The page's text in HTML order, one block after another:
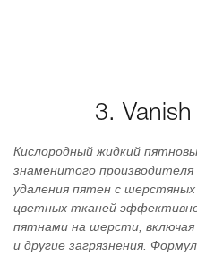
3.
Кислородный жидкий
знаменитого
удаления пятен с
цветных тканей
пятнами на шерсти,
и другие загрязнения.